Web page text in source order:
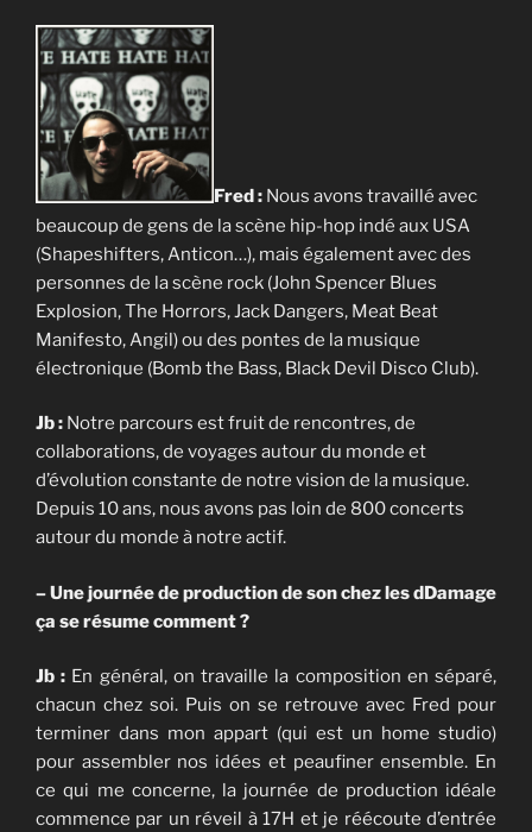
Fred : Nous avons travaillé avec
beaucoup de gens de la scène hip-hop indé aux USA
(Shapeshifters, Anticon…), mais également avec des
personnes de la scène rock (John Spencer Blues
Explosion, The Horrors, Jack Dangers, Meat Beat
Manifesto, Angil) ou des pontes de la musique
électronique (Bomb the Bass, Black Devil Disco Club).
Jb : Notre parcours est fruit de rencontres, de
collaborations, de voyages autour du monde et
d’évolution constante de notre vision de la musique.
Depuis 10 ans, nous avons pas loin de 800 concerts
autour du monde à notre actif.
– Une journée de production de son chez les dDamage
ça se résume comment ?
Jb : En général, on travaille la composition en séparé,
chacun chez soi. Puis on se retrouve avec Fred pour
terminer dans mon appart (qui est un home studio)
pour assembler nos idées et peaufiner ensemble. En
ce qui me concerne, la journée de production idéale
commence par un réveil à 17H et je réécoute d’entrée